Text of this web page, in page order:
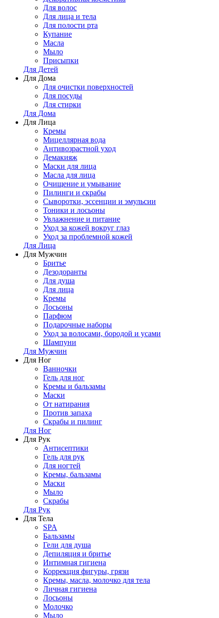
Для волос
Для лица и тела
Для полости рта
Купание
Масла
Мыло
Присыпки
Для Детей
Для Дома
Для очистки поверхностей
Для посуды
Для стирки
Для Дома
Для Лица
Кремы
Мицеллярная вода
Антивозрастной уход
Демакияж
Маски для лица
Масла для лица
Очищение и умывание
Пилинги и скрабы
Сыворотки, эссенции и эмульсии
Тоники и лосьоны
Увлажнение и питание
Уход за кожей вокруг глаз
Уход за проблемной кожей
Для Лица
Для Мужчин
Бритье
Дезодоранты
Для душа
Для лица
Кремы
Лосьоны
Парфюм
Подарочные наборы
Уход за волосами, бородой и усами
Шампуни
Для Мужчин
Для Ног
Ванночки
Гель для ног
Кремы и бальзамы
Маски
От натирания
Против запаха
Скрабы и пилинг
Для Ног
Для Рук
Антисептики
Гель для рук
Для ногтей
Кремы, бальзамы
Маски
Мыло
Скрабы
Для Рук
Для Тела
SPA
Бальзамы
Гели для душа
Депиляция и бритье
Интимная гигиена
Коррекция фигуры, грязи
Кремы, масла, молочко для тела
Личная гигиена
Лосьоны
Молочко
Мыло